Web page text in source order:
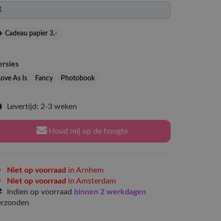
Cadeau papier 3,-
As Is Fancy Photobook
Levertijd: 2-3 weken
Houd mij op de hoogte
Niet op voorraad in Arnhem
Niet op voorraad in Amsterdam
Indien op voorraad binnen 2 werkdagen